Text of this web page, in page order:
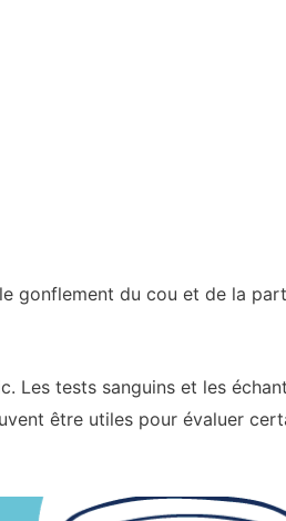
gonflement du cou et de la
Les tests sanguins et les
être utiles pour évaluer